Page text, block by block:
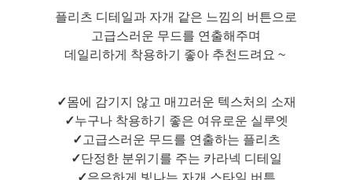
플리츠 디테일과 자개 같은 느낌의 버튼으로
고급스러운 무드를 연출해주며
데일리하게 착용하기 좋아 추천드려요 ~
✓몸에 감기지 않고 매끄러운 텍스처의 소재
✓누구나 착용하기 좋은 여유로운 실루엣
✓고급스러운 무드를 연출하는 플리츠
✓단정한 분위기를 주는 카라넥 디테일
✓은은하게 빛나는 자개 스타일 버튼